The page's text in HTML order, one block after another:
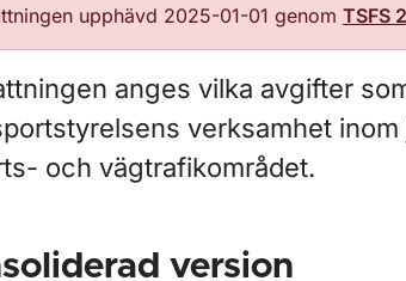
i nummerordning
upphävd 2025-01-01 genom TSFS
anges vilka avgifter
verksamhet
och vägtrafikområdet.
version